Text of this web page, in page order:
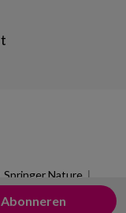
Springer Nature |
Abonneren